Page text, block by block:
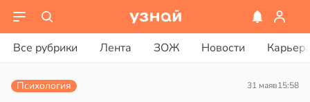
Все рубрики Лента ЗОЖ Новости
Психология 31 маяв15:58